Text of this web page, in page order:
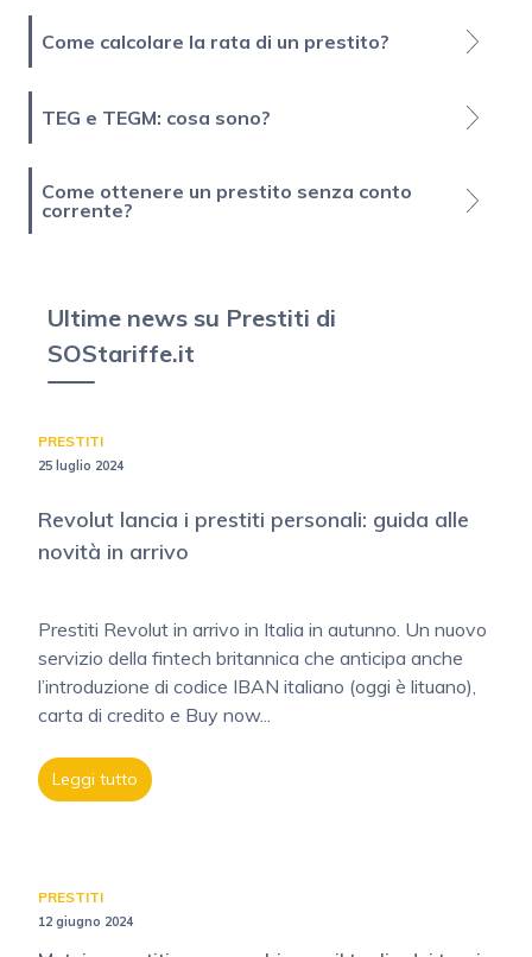
Come calcolare la rata di un prestito?
TEG e TEGM: cosa sono?
Come ottenere un prestito senza conto
corrente?
Ultime news su Prestiti di
SOStariffe.it
PRESTITI
25 luglio 2024
Revolut lancia i prestiti personali: guida alle
novità in arrivo
Prestiti Revolut in arrivo in Italia in autunno. Un nuovo
servizio della fintech britannica che anticipa anche
l’introduzione di codice IBAN italiano (oggi è lituano),
carta di credito e Buy now...
Leggi tutto
PRESTITI
12 giugno 2024